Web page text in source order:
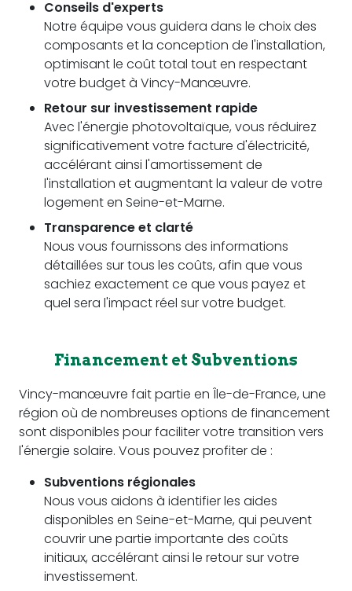
Conseils d'experts
Notre équipe vous guidera dans le choix des
composants et la conception de l'installation,
optimisant le coût total tout en respectant
votre budget à Vincy-Manœuvre.
Retour sur investissement rapide
Avec l'énergie photovoltaïque, vous réduirez
significativement votre facture d'électricité,
accélérant ainsi l'amortissement de
l'installation et augmentant la valeur de votre
logement en Seine-et-Marne.
Transparence et clarté
Nous vous fournissons des informations
détaillées sur tous les coûts, afin que vous
sachiez exactement ce que vous payez et
quel sera l'impact réel sur votre budget.
Financement et Subventions
Vincy-manœuvre fait partie en Île-de-France, une
région où de nombreuses options de financement
sont disponibles pour faciliter votre transition vers
l'énergie solaire. Vous pouvez profiter de :
Subventions régionales
Nous vous aidons à identifier les aides
disponibles en Seine-et-Marne, qui peuvent
couvrir une partie importante des coûts
initiaux, accélérant ainsi le retour sur votre
investissement.